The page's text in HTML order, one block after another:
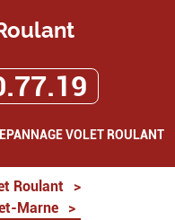
VOLET ROULANT
Roulant
>
Marne
>